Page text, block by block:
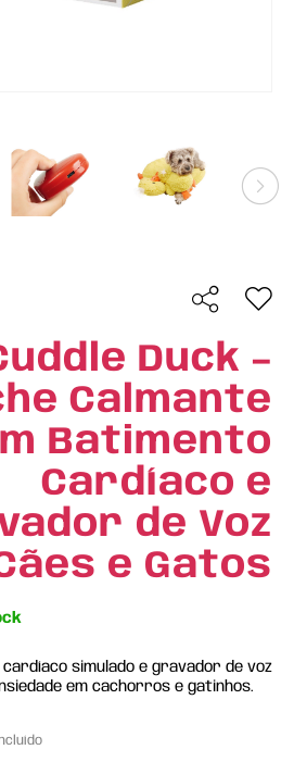
Duck –
Calmante
Batimento
Cardíaco e
de Voz
e Gatos
cardíaco simulado e gravador de voz
em cachorros e gatinhos.